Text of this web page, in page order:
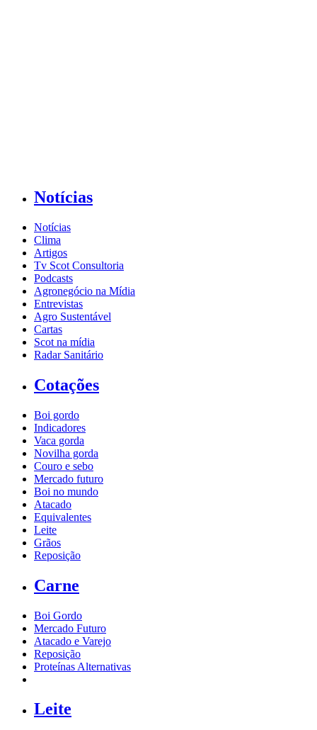
Notícias
Notícias
Clima
Artigos
Tv Scot Consultoria
Podcasts
Agronegócio na Mídia
Entrevistas
Agro Sustentável
Cartas
Scot na mídia
Radar Sanitário
Cotações
Boi gordo
Indicadores
Vaca gorda
Novilha gorda
Couro e sebo
Mercado futuro
Boi no mundo
Atacado
Equivalentes
Leite
Grãos
Reposição
Carne
Boi Gordo
Mercado Futuro
Atacado e Varejo
Reposição
Proteínas Alternativas
Leite